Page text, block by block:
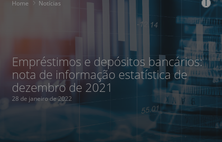
Home > Notícias
Empréstimos e depósitos bancários:
nota de informação estatística de
dezembro de 2021
28 de janeiro de 2022